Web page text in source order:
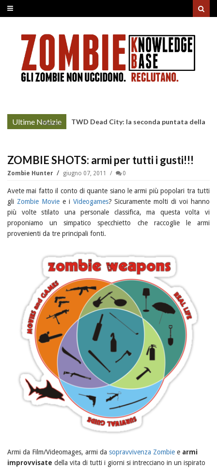
Ultime Notizie
More »
TWD Dead City: la seconda puntata della
ZOMBIE SHOTS: armi per tutti i gusti!!!
Zombie Hunter giugno 07, 2011 0
Avete mai fatto il conto di quante siano le armi più popolari tra tutti
gli Zombie Moviee i Videogames? Sicuramente molti di voi hanno
più volte stilato una personale classifica, ma questa volta vi
proponiamo un simpatico specchietto che raccoglie le armi
provenienti da tre principali fonti.
Armi da Film/Videomages, armi da sopravvivenza Zombie e armi
improvvisate della vita di tutti i giorni si intrecciano in un ispirato